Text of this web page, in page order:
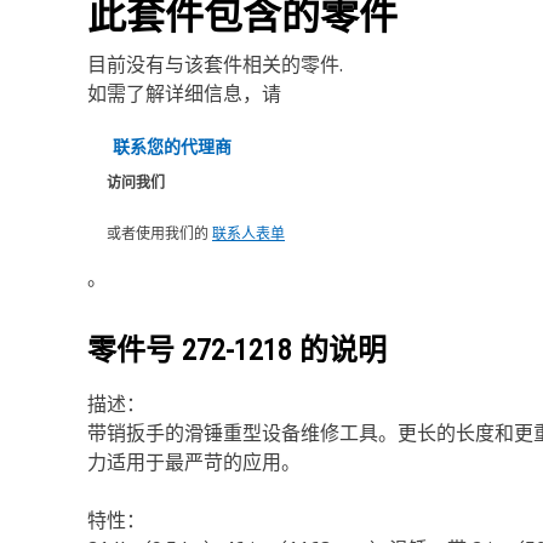
此套件包含的零件
目前没有与该套件相关的零件.
如需了解详细信息，请
联系您的代理商
访问我们
或者使用我们的 联系人表单
。
零件号 272-1218 的说明
描述：
带销扳手的滑锤重型设备维修工具。更长的长度和更
力适用于最严苛的应用。
特性：